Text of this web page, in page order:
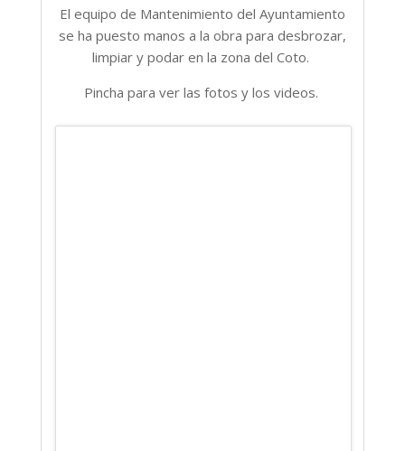
El equipo de Mantenimiento del Ayuntamiento
se ha puesto manos a la obra para desbrozar,
limpiar y podar en la zona del Coto.
Pincha para ver las fotos y los videos.